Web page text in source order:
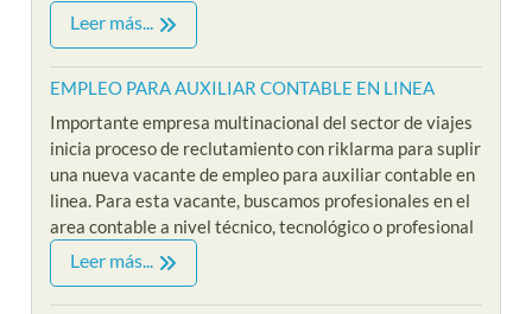
Leer más...
EMPLEO PARA AUXILIAR CONTABLE EN LINEA
Importante empresa multinacional del sector de viajes
inicia proceso de reclutamiento con riklarma para suplir
una nueva vacante de empleo para auxiliar contable en
linea. Para esta vacante, buscamos profesionales en el
area contable a nivel técnico, tecnológico o profesional
Leer más...